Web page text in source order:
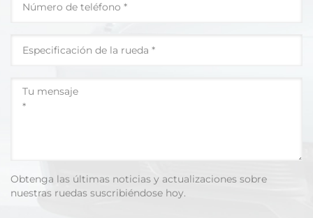
Obtenga las últimas noticias y actualizaciones sobre
nuestras ruedas suscribiéndose hoy.